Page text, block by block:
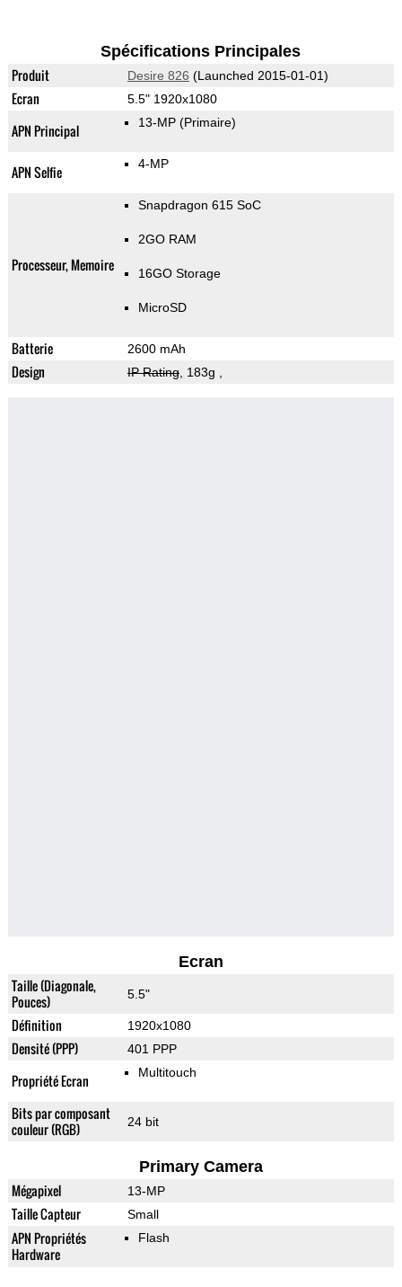
Spécifications Principales
Produit Desire 826 (Launched 2015-01-01)
Ecran 5.5" 1920x1080
APN Principal 13-MP (Primaire)
APN Selfie 4-MP
Processeur, Memoire
Snapdragon 615 SoC
2GO RAM
16GO Storage
MicroSD
Batterie 2600 mAh
Design IP Rating, 183g
Ecran
Taille (Diagonale,
Pouces)
5.5"
Définition 1920x1080
Densité (PPP) 401 PPP
Propriété Ecran Multitouch
Bits par composant
couleur (RGB)
24 bit
Primary Camera
Mégapixel 13-MP
Taille Capteur Small
APN Propriétés
Hardware
Flash